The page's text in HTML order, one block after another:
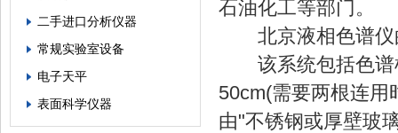
二手进口分析仪器
常规实验室设备
电子天平
表面科学仪器
石油化工等部门。
北京液相色谱仪
该系统包括色谱
50cm(需要两根连用
由"不锈钢或厚壁玻